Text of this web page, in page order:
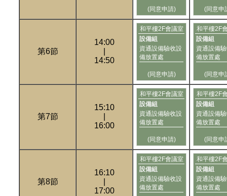
(同意申請) (同意申
第6節
14:00
14:50
和平樓2F會議室
設備組
資通設備驗收設
備放置處
(同意申請)
和平樓2F
設備組
資通設備
備放置處
(同意申
第7節
15:10
16:00
和平樓2F會議室
設備組
資通設備驗收設
備放置處
(同意申請)
和平樓2F
設備組
資通設備
備放置處
(同意申
第8節
16:10
17:00
和平樓2F會議室
設備組
資通設備驗收設
備放置處
和平樓2F
設備組
資通設備
備放置處